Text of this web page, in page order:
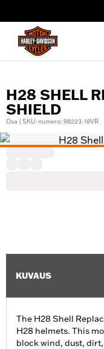
H28 SHELL
SHIELD
Osa | SKU-numero: 98223-18VR
KUVAUS
The H28 Shell
H28 helmets. This
block wind, dust,